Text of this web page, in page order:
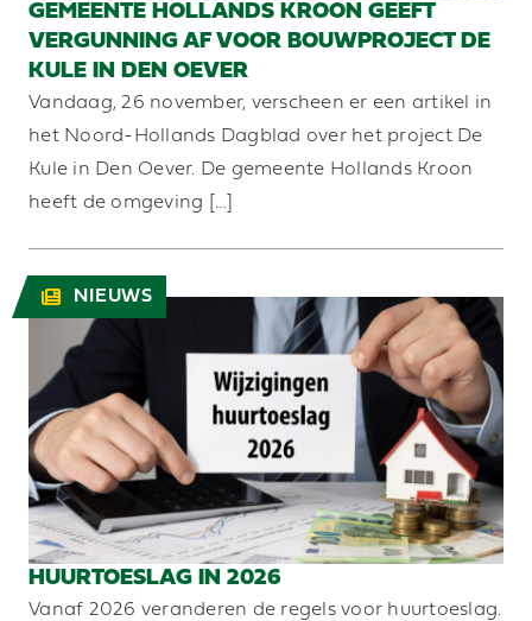
GEMEENTE HOLLANDS KROON GEEFT
VERGUNNING AF VOOR BOUWPROJECT DE
KULE IN DEN OEVER
Vandaag, 26 november, verscheen er een artikel in
het Noord-Hollands Dagblad over het project De
Kule in Den Oever. De gemeente Hollands Kroon
heeft de omgeving […]
NIEUWS
HUURTOESLAG IN 2026
Vanaf 2026 veranderen de regels voor huurtoeslag.